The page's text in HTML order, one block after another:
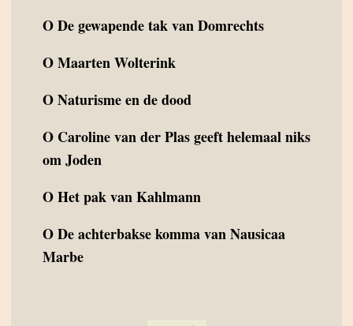
ODe gewapende tak van Domrechts
OMaarten Wolterink
ONaturisme en de dood
O Caroline van der Plas geeft helemaal niks
om Joden
OHet pak van Kahlmann
ODe achterbakse komma van Nausicaa
Marbe